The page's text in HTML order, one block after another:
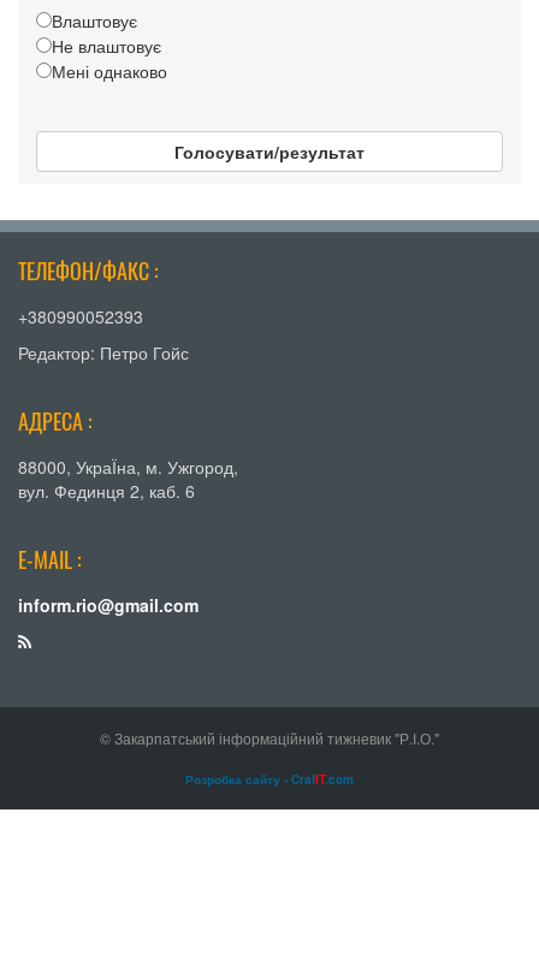
Влаштовує
Не влаштовує
Мені однаково
Голосувати/результат
ТЕЛЕФОН/ФАКС :
+380990052393
Редактор: Петро Гойс
АДРЕСА :
88000, УкраЇна, м. Ужгород,
вул. Фединця 2, каб. 6
E-MAIL :
inform.rio@gmail.com
© Закарпатський інформаційний тижневик "Р.І.О."
Розробка сайту - CrafIT.com